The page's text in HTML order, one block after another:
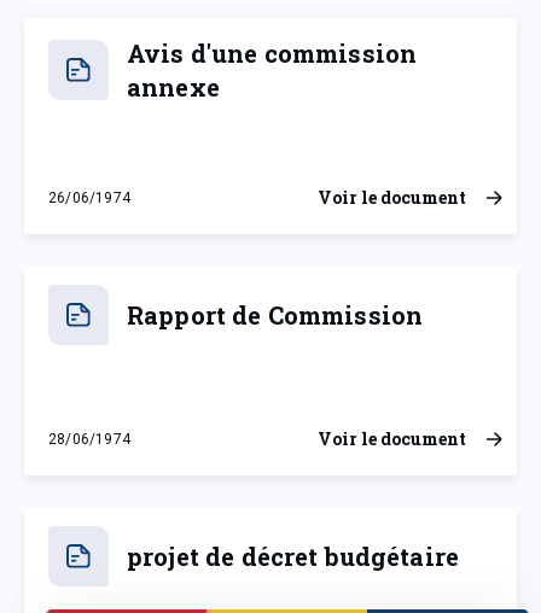
Avis d'une commission
annexe
26/06/1974
mercredi 26 juin 1974
Voir le document
Rapport de Commission
28/06/1974
vendredi 28 juin 1974
Voir le document
projet de décret budgétaire